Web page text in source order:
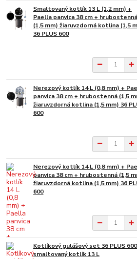
Smaltovaný kotlík 13 L (1,2 mm) +
Paella panvica 38 cm + hrubostenná
(1,5 mm) žiaruvzdorná kotlina (1,5
36 PLUS 600
Nerezový kotlík 14 L (0,8 mm) +
panvica 38 cm + hrubostenná (1,5
žiaruvzdorná kotlina (1,5 mm) 36
600
Nerezový kotlík 14 L (0,8 mm) +
panvica 38 cm + hrubostenná (1,5
žiaruvzdorná kotlina (1,5 mm) 36
600
Kotlíkový gulášový set 36 PLUS
smaltovaný kotlík 13 L